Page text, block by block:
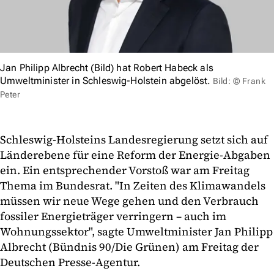
Jan Philipp Albrecht (Bild) hat Robert Habeck als
Umweltminister in Schleswig-Holstein abgelöst. Bild: © Frank
Peter
Schleswig-Holsteins Landesregierung setzt sich auf
Länderebene für eine Reform der Energie-Abgaben
ein. Ein entsprechender Vorstoß war am Freitag
Thema im Bundesrat. "In Zeiten des Klimawandels
müssen wir neue Wege gehen und den Verbrauch
fossiler Energieträger verringern – auch im
Wohnungssektor", sagte Umweltminister Jan Philipp
Albrecht (Bündnis 90/Die Grünen) am Freitag der
Deutschen Presse-Agentur.